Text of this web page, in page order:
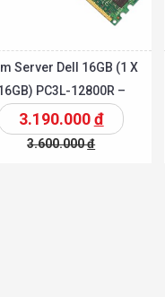
Server Dell 16GB (1 X
PC3L-12800R –
A6259333 giá rẻ
3.190.000đ
3.600.000đ
Thêm vào giỏ